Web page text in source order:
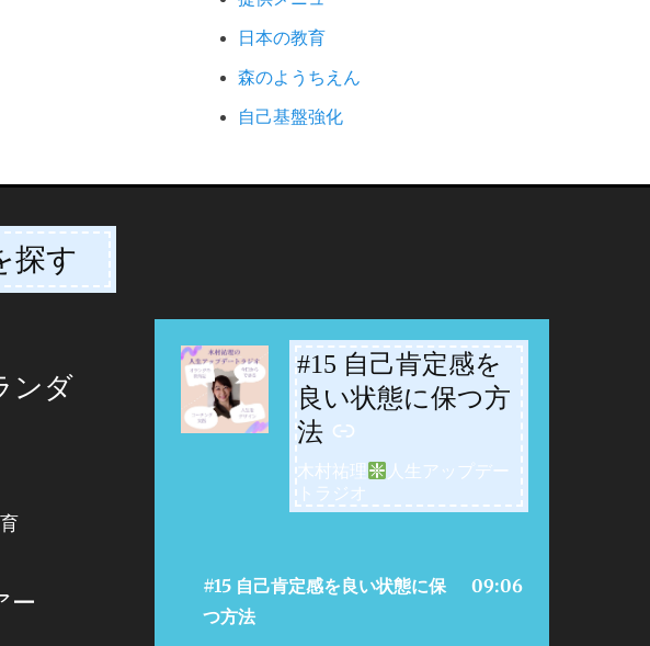
日本の教育
森のようちえん
自己基盤強化
探す
ンダ
ー
#15 自己肯定感を
良い状態に保つ方
法
-
木村祐理
人生アップデー
トラジオ
#15 自己肯定感を良い状態に保
つ方法
09:06